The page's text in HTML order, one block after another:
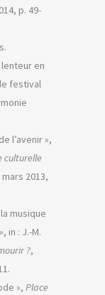
p. 49-
en
festival
l’avenir »,
culturelle
2013,
musique
in : J.-M.
?,
», Place